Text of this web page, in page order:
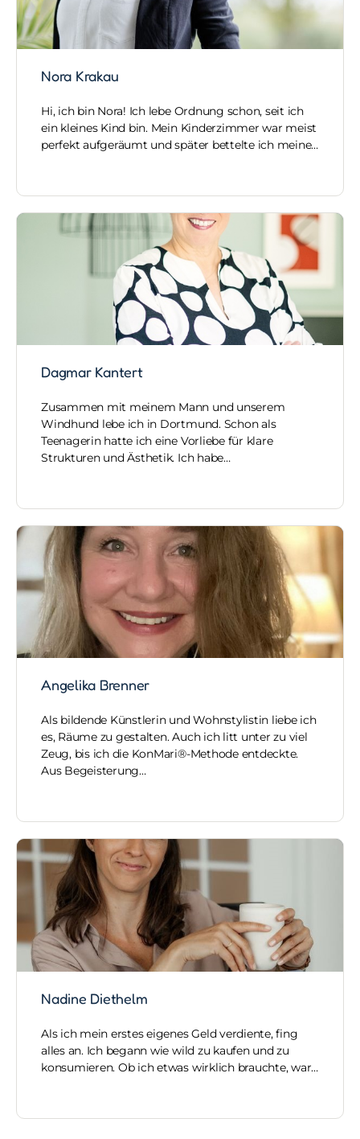
Nora Krakau
Hi, ich bin Nora! Ich lebe Ordnung schon, seit ich
ein kleines Kind bin. Mein Kinderzimmer war meist
perfekt aufgeräumt und später bettelte ich meine…
Dagmar Kantert
Zusammen mit meinem Mann und unserem
Windhund lebe ich in Dortmund. Schon als
Teenagerin hatte ich eine Vorliebe für klare
Strukturen und Ästhetik. Ich habe…
Angelika Brenner
Als bildende Künstlerin und Wohnstylistin liebe ich
es, Räume zu gestalten. Auch ich litt unter zu viel
Zeug, bis ich die KonMari®-Methode entdeckte.
Aus Begeisterung…
Nadine Diethelm
Als ich mein erstes eigenes Geld verdiente, fing
alles an. Ich begann wie wild zu kaufen und zu
konsumieren. Ob ich etwas wirklich brauchte, war…